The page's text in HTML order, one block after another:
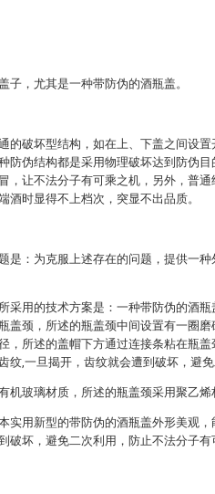
子，尤其是一种带防伪的酒瓶盖。
的破坏型结构，如在上、下盖之间设置
防伪结构都是采用物理破坏达到防伪目
，让不法分子有可乘之机，另外，普通
酒时显得不上档次，突显不出品质。
是：为克服上述存在的问题，提供一种
采用的技术方案是：一种带防伪的酒瓶
盖颈，所述的瓶盖颈中间设置有一圈磨
，所述的盖帽下方通过连接条粘在瓶盖
纹,一旦揭开，齿纹就会遭到破坏，避免
机玻璃材质，所述的瓶盖颈采用聚乙烯
实用新型的带防伪的酒瓶盖外形美观，
破坏，避免二次利用，防止不法分子有